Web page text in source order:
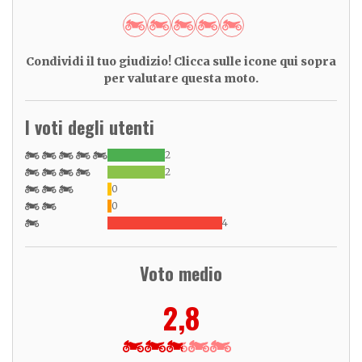
Condividi il tuo giudizio! Clicca sulle icone qui sopra
per valutare questa moto.
I voti degli utenti
2
2
0
0
4
Voto medio
2,8